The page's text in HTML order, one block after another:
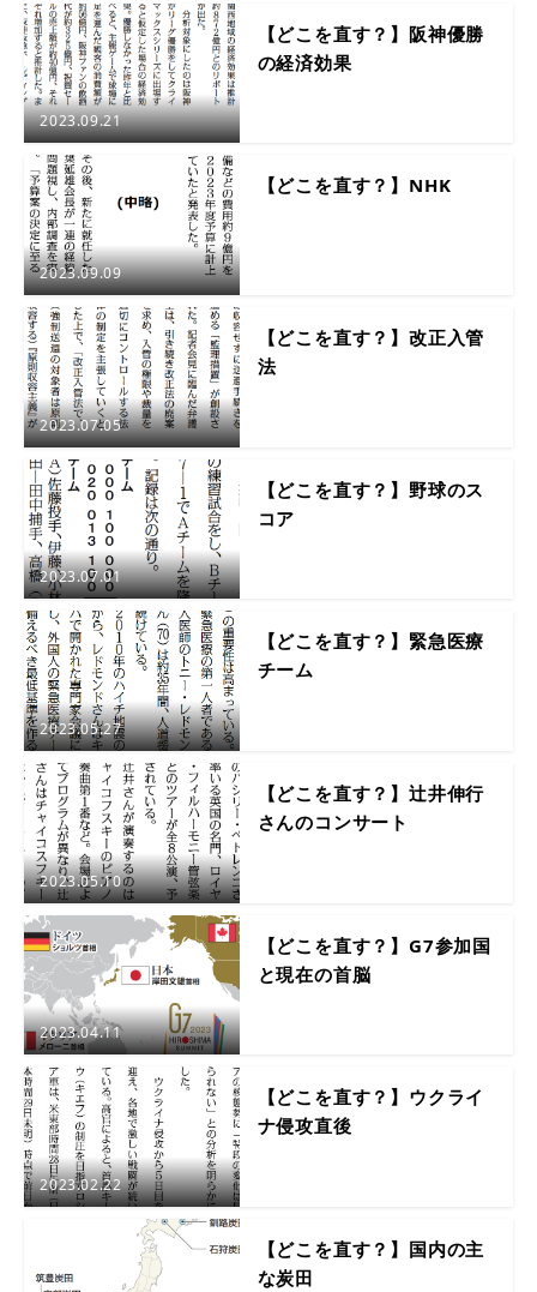
2023.09.21
【どこを直す？】阪神優勝
の経済効果
2023.09.09
【どこを直す？】NHK
2023.07.05
【どこを直す？】改正入管
法
2023.07.01
【どこを直す？】野球のス
コア
2023.05.27
【どこを直す？】緊急医療
チーム
2023.05.10
【どこを直す？】辻井伸行
さんのコンサート
2023.04.11
【どこを直す？】G7参加国
と現在の首脳
2023.02.22
【どこを直す？】ウクライ
ナ侵攻直後
【どこを直す？】国内の主
な炭田